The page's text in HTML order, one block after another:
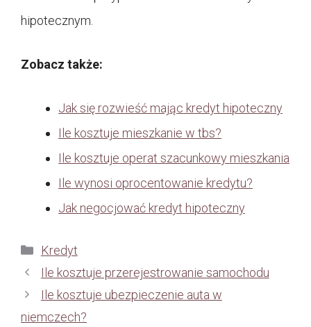
hipotecznym.
Zobacz także:
Jak się rozwieść mając kredyt hipoteczny
Ile kosztuje mieszkanie w tbs?
Ile kosztuje operat szacunkowy mieszkania
Ile wynosi oprocentowanie kredytu?
Jak negocjować kredyt hipoteczny
Kategorie
Kredyt
Ile kosztuje przerejestrowanie samochodu
Ile kosztuje ubezpieczenie auta w
niemczech?